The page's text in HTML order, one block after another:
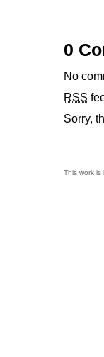
0
No
RSS
Sorry,
This work is